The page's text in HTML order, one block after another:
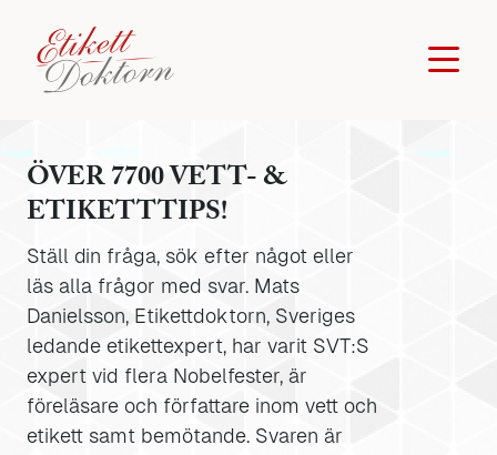
ÖVER 7700 VETT- &
ETIKETTTIPS!
Ställ din fråga, sök efter något eller
läs alla frågor med svar. Mats
Danielsson, Etikettdoktorn, Sveriges
ledande etikettexpert, har varit SVT:S
expert vid flera Nobelfester, är
föreläsare och författare inom vett och
etikett samt bemötande. Svaren är